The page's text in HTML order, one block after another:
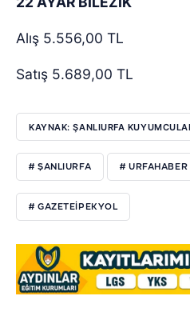
Alış 5.556,00 TL
Satış 5.689,00 TL
KAYNAK: ŞANLIURFA
# ŞANLIURFA # URFAHABER
# GAZETEIPEKYOL